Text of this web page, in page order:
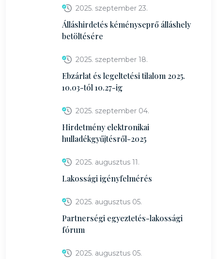
2025. szeptember 23.
Álláshirdetés kéményseprő álláshely
betöltésére
2025. szeptember 18.
Ebzárlat és legeltetési tilalom 2025.
10.03-tól 10.27-ig
2025. szeptember 04.
Hirdetmény elektronikai
hulladékgyűjtésről-2025
2025. augusztus 11.
Lakossági igényfelmérés
2025. augusztus 05.
Partnerségi egyeztetés-lakossági
fórum
2025. augusztus 05.